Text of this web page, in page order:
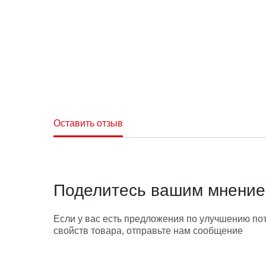
Оставить отзыв
Поделитесь вашим
Если у вас есть предложения по улучшению
свойств товара, отправьте нам сообщение